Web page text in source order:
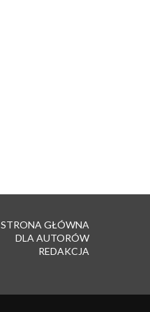
STRONA GŁÓWNA
DLA AUTORÓW
REDAKCJA